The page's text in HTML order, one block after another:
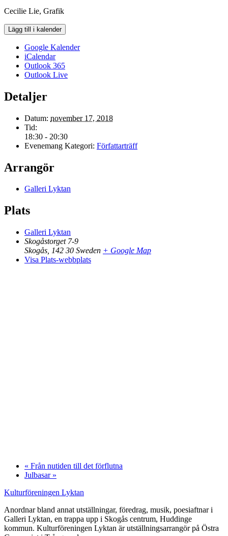
Cecilie Lie, Grafik
Lägg till i kalender
Google Kalender
iCalendar
Outlook 365
Outlook Live
Detaljer
Datum: november 17, 2018
Tid:
18:30 - 20:30
Evenemang Kategori: Författarträff
Arrangör
Galleri Lyktan
Plats
Galleri Lyktan
Skogåstorget 7-9
Skogås 142 30 Sweden + Google Map
Visa Plats-webbplats
« Från nutiden till det förflutna
Julbasar »
Kulturföreningen Lyktan
Anordnar bland annat utställningar, föredrag, musik, poesiaftnar i
Galleri Lyktan, en trappa upp i Skogås centrum, Huddinge
kommun. Kulturföreningen Lyktan är utställningsarrangör på Östra